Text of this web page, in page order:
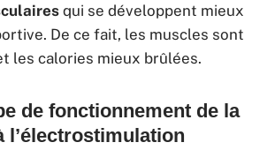
qui se développent mieux
De ce fait, les muscles sont
les calories mieux brûlées.
de fonctionnement de la
l’électrostimulation